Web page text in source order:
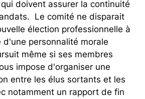
doivent assurer la continuité
Le comité ne disparait
élection professionnelle à
d'une personnalité morale
même si ses membres
impose d'organiser une
entre les élus sortants et les
notamment un rapport de fin